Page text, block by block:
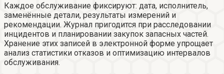
Каждое обслуживание фиксируют: дата, исполнитель,
заменённые детали, результаты измерений и
рекомендации. Журнал пригодится при расследовании
инцидентов и планировании закупок запасных частей.
Хранение этих записей в электронной форме упрощает
анализ статистики отказов и оптимизацию интервалов
обслуживания.